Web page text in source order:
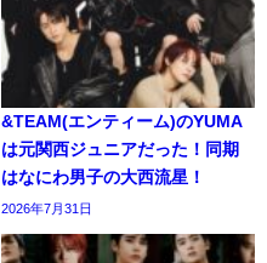
&TEAM(エンティーム)のYUMA
は元関西ジュニアだった！同期
はなにわ男子の大西流星！
2026年7月31日